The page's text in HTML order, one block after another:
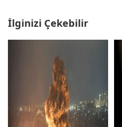
İlginizi Çekebilir